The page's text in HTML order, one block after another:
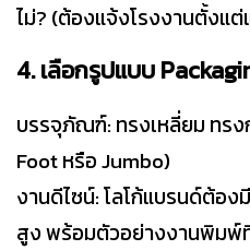
ไม่? (ต้องแจ้งโรงงานตั้งแ
4. เลือกรูปแบบ
บรรจุภัณฑ์: ทรงเหลี่ยม ทร
Foot หรือ Jumbo)
งานดีไซน์: โลโก้แบรนด์ต้อ
สูง พร้อมตัวอย่างงานพิมพ์